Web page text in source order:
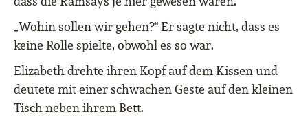
„Wohin sollen wir gehen?“ Er sagte nicht, dass es
keine Rolle spielte, obwohl es so war.
Elizabeth drehte ihren Kopf auf dem Kissen und
deutete mit einer schwachen Geste auf den kleinen
Tisch neben ihrem Bett.